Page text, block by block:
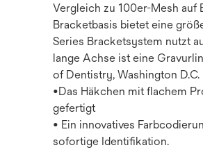
Vergleich zu 100er-Mesh
Bracketbasis bietet eine
Series Bracketsystem nutzt
lange Achse ist eine
of Dentistry, Washington D.C.
•Das Häkchen mit flachem
gefertigt
• Ein innovatives
sofortige Identifikation.